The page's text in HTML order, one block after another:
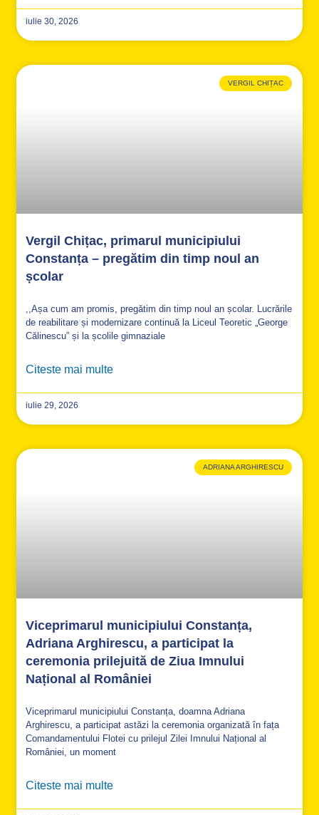
iulie 30, 2026
VERGIL CHIȚAC
Vergil Chițac, primarul municipiului
Constanța – pregătim din timp noul an
școlar
,,Așa cum am promis, pregătim din timp noul an școlar. Lucrările
de reabilitare și modernizare continuă la Liceul Teoretic „George
Călinescu” și la școlile gimnaziale
Citeste mai multe
iulie 29, 2026
ADRIANA ARGHIRESCU
Viceprimarul municipiului Constanța,
Adriana Arghirescu, a participat la
ceremonia prilejuită de Ziua Imnului
Național al României
Viceprimarul municipiului Constanța, doamna Adriana
Arghirescu, a participat astăzi la ceremonia organizată în fața
Comandamentului Flotei cu prilejul Zilei Imnului Național al
României, un moment
Citeste mai multe